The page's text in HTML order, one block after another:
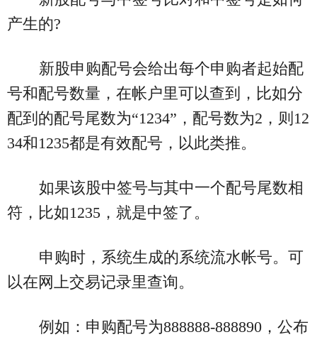
产生的?
新股申购配号会给出每个申购者起始配
号和配号数量，在帐户里可以查到，比如分
配到的配号尾数为“1234”，配号数为2，则12
34和1235都是有效配号，以此类推。
如果该股中签号与其中一个配号尾数相
符，比如1235，就是中签了。
申购时，系统生成的系统流水帐号。可
以在网上交易记录里查询。
例如：申购配号为888888-888890，公布